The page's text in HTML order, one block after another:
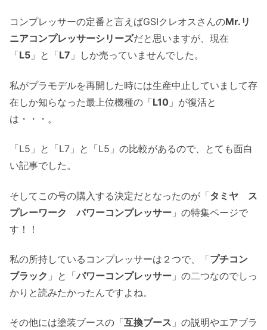
コンプレッサーの定番と言えばGSIクレオスさんのMr.リ
ニアコンプレッサーシリーズだと思いますが、現在
「L5 」と「L7 」しか売っていませんでした。
私がプラモデルを再開した時には生産中止していまして存
在しか知らなった最上位機種の「L10 」が復活と
は・・・。
「L5」と「L7」と「L5」の比較があるので、とても面白
い記事でした。
そしてこの号の購入する決定だとなったのが「タミヤ ス
プレーワーク パワーコンプレッサー 」の特集ページで
す！！
私の所持しているコンプレッサーは２つで、「プチコン
ブラック 」と「パワーコンプレッサー 」の二つなのでしっ
かりと読みたかったんですよね。
その他には塗装ブースの「互換ブース 」の説明やエアブラ